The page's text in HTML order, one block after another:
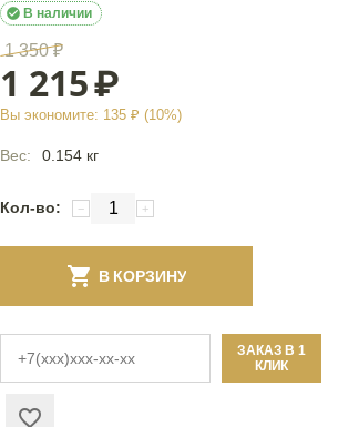
В наличии

1 350 ₽
1 215₽
Вы экономите: 135 ₽ (10%)
Вес: 0.154 кг
Кол-во: +
−
В КОРЗИНУ
ЗАКАЗ В 1
КЛИК